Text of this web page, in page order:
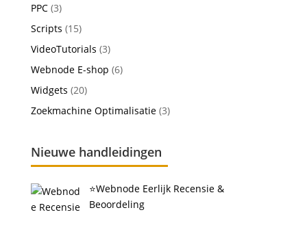
PPC(3)
Scripts (15)
VideoTutorials (3)
Webnode E-shop (6)
Widgets (20)
Zoekmachine Optimalisatie(3)
Nieuwe handleidingen
⭐Webnode Eerlijk Recensie &
Beoordeling